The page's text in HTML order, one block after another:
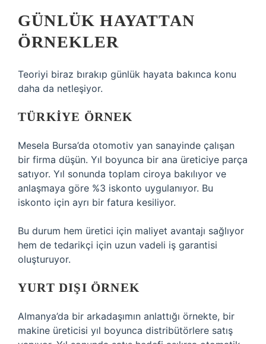
GÜNLÜK HAYATTAN
ÖRNEKLER
Teoriyi biraz bırakıp günlük hayata bakınca konu
daha da netleşiyor.
TÜRKIYE ÖRNEK
Mesela Bursa’da otomotiv yan sanayinde çalışan
bir firma düşün. Yıl boyunca bir ana üreticiye parça
satıyor. Yıl sonunda toplam ciroya bakılıyor ve
anlaşmaya göre %3 iskonto uygulanıyor. Bu
iskonto için ayrı bir fatura kesiliyor.
Bu durum hem üretici için maliyet avantajı sağlıyor
hem de tedarikçi için uzun vadeli iş garantisi
oluşturuyor.
YURT DIŞI ÖRNEK
Almanya’da bir arkadaşımın anlattığı örnekte, bir
makine üreticisi yıl boyunca distribütörlere satış